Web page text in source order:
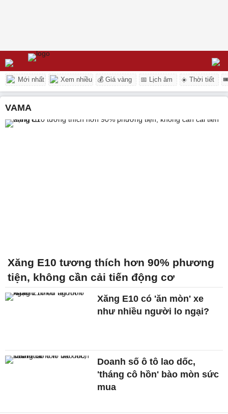
Mới nhất Xem nhiều 💰 Giá vàng 📅 Lịch âm ☀️ Thời tiết
VAMA
Xăng E10 tương thích hơn 90% phương
tiện, không cần cải tiến động cơ
Xăng E10 có 'ăn mòn' xe
như nhiều người lo ngại?
Doanh số ô tô lao dốc,
'tháng cô hồn' bào mòn sức
mua